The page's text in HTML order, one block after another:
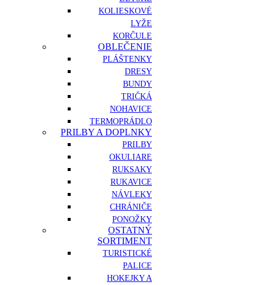
KOLIESKOVÉ
LYŽE
KORČULE
OBLEČENIE
PLÁŠTENKY
DRESY
BUNDY
TRIČKÁ
NOHAVICE
TERMOPRÁDLO
PRILBY A DOPLNKY
PRILBY
OKULIARE
RUKSAKY
RUKAVICE
NÁVLEKY
CHRÁNIČE
PONOŽKY
OSTATNÝ
SORTIMENT
TURISTICKÉ
PALICE
HOKEJKY A